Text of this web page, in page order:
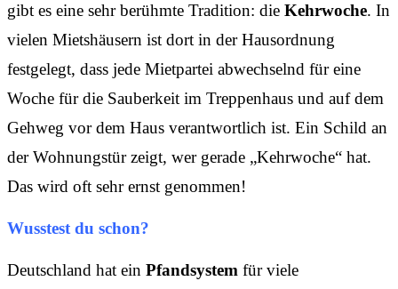
gibt es eine sehr berühmte Tradition: die Kehrwoche. In
vielen Mietshäusern ist dort in der Hausordnung
festgelegt, dass jede Mietpartei abwechselnd für eine
Woche für die Sauberkeit im Treppenhaus und auf dem
Gehweg vor dem Haus verantwortlich ist. Ein Schild an
der Wohnungstür zeigt, wer gerade „Kehrwoche“ hat.
Das wird oft sehr ernst genommen!
Wusstest du schon?
Deutschland hat ein Pfandsystem für viele